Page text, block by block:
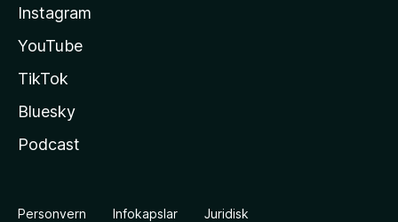
Instagram
YouTube
TikTok
Bluesky
Podcast
Personvern Infokapslar Juridisk